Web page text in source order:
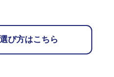
び方はこちら